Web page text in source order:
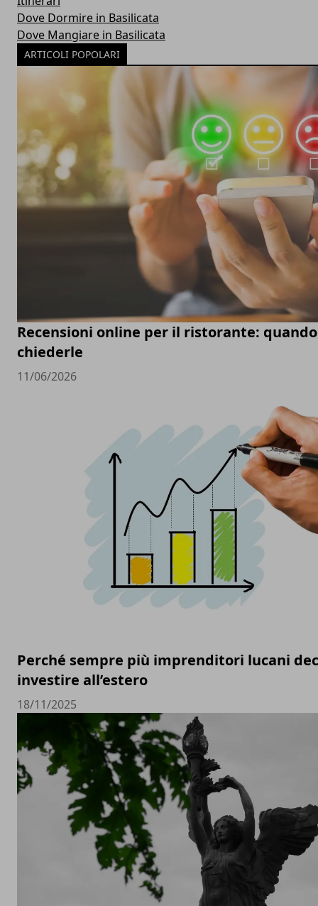
Dove Dormire in Basilicata
Dove Mangiare in Basilicata
ARTICOLI POPOLARI
Recensioni online per il ristorante:
chiederle
11/06/2026
Perché sempre più imprenditori lucani
investire all’estero
18/11/2025